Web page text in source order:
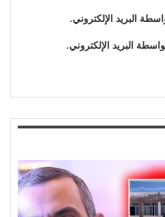
البريد الإلكتروني.
البريد الإلكتروني.